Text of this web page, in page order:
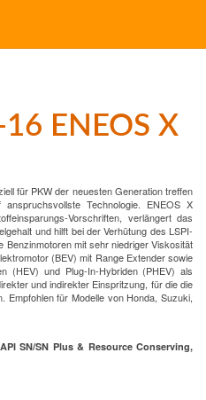
ENEOS X
für PKW der neuesten Generation treffen
Technologie. ENEOS X
Vorschriften, verlängert das
und hilft bei der Verhütung des LSPI-
Benzinmotoren mit sehr niedriger Viskosität
(BEV) mit Range Extender sowie
(HEV) und Plug-In-Hybriden (PHEV) als
und indirekter Einspritzung, für die die
Empfohlen für Modelle von Honda, Suzuki,
API SN/SN Plus & Resource Conserving,